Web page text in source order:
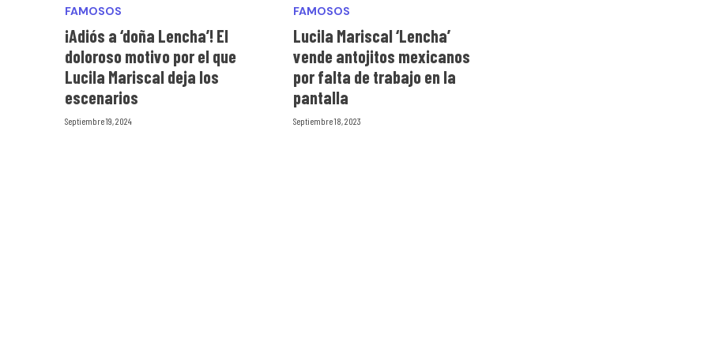
FAMOSOS
¡Adiós a ‘doña Lencha’! El
doloroso motivo por el que
Lucila Mariscal deja los
escenarios
Septiembre 19, 2024
FAMOSOS
Lucila Mariscal ‘Lencha’
vende antojitos mexicanos
por falta de trabajo en la
pantalla
Septiembre 18, 2023